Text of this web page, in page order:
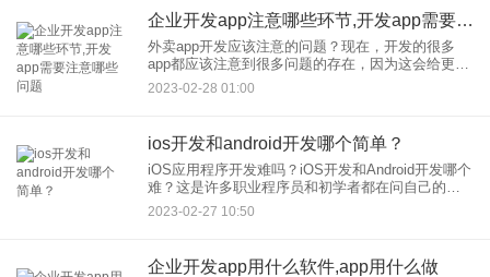
企业开发app注意哪些环节,开发app需要注意哪些问题
外卖app开发应该注意的问题？现在，开发的很多
app都应该注意到很多问题的存在，因为这会给更多
的用户带来更大的便利窗口和良好的经济收入，所
以在很多情况下，我们应该尽量避免大的弊端，从
2023-02-28 01:00
ios开发和android开发哪个简单？
iOS应用程序开发难吗？iOS开发和Android开发哪个
难？这是许多职业程序员和初学者都在问自己的问
题。从表面上看，苹果软件和安卓软件开发可能看
起来相似，但事实上，开发技术和挑战有很多不
2023-02-27 10:50
企业开发app用什么软件,app用什么做